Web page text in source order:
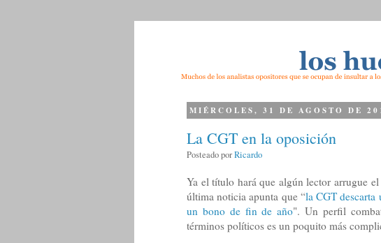
MIÉRCOLES, 31 DE AGOSTO DE
La CGT en la oposición
Posteado porRicardo
Ya el título hará que algún lector arrugue
última noticia apunta que “la CGT descarta
un bono de fin de año". Un perfil
términos políticos es un poquito más